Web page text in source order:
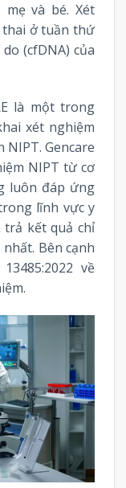
và bé. Xét
thai ở tuần thứ
(cfDNA) của
là một trong
xét nghiệm
Gencare
NIPT từ cơ
luôn đáp ứng
lĩnh vực y
trả kết quả chỉ
Bên cạnh
về